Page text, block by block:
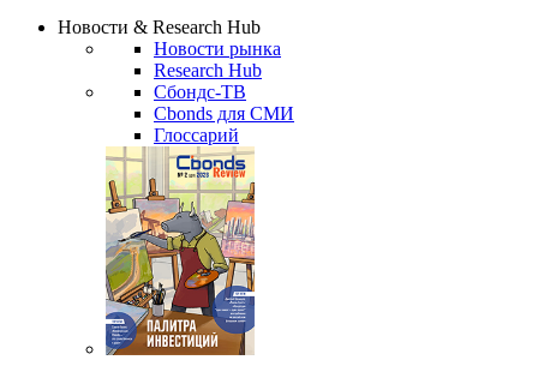
Новости & Research Hub
Новости рынка
Research Hub
Сбондс-ТВ
Cbonds для СМИ
Глоссарий